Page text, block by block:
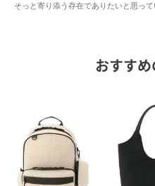
そっと寄り添う存在でありたいと思って
おすす